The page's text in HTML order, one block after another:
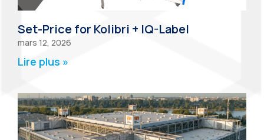
Set-Price for Kolibri + IQ-Label
mars 12, 2026
Lire plus »